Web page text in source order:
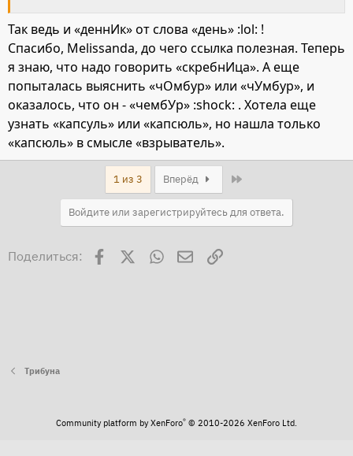
Так ведь и «деннИк» от слова «день» :lol: !
Спасибо, Melissanda, до чего ссылка полезная. Теперь
я знаю, что надо говорить «скребнИца». А еще
попыталась выяснить «чОмбур» или «чУмбур», и
оказалось, что он - «чембУр» :shock: . Хотела еще
узнать «капсуль» или «капсюль», но нашла только
«капсюль» в смысле «взрыватель».
1 из 3 Вперёд
Войдите или зарегистрируйтесь для ответа.
Поделиться: Facebook WhatsAppЭлектронная почта
Ссылка
Трибуна
Community platform by XenForo® © 2010-2026 XenForo Ltd.